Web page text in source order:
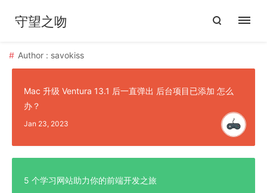
守望之吻
Author : savokiss
Mac 升级 Ventura 13.1 后一直弹出 后台项目已添加 怎么
办？
Jan 23, 2023
5 个学习网站助力你的前端开发之旅